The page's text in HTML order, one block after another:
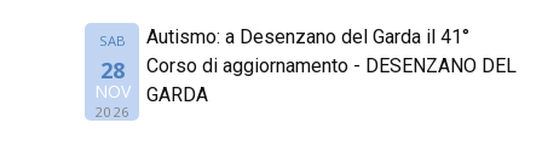
SAB
28
NOV
2026
Autismo: a Desenzano del Garda il 41°
Corso di aggiornamento - DESENZANO DEL
GARDA